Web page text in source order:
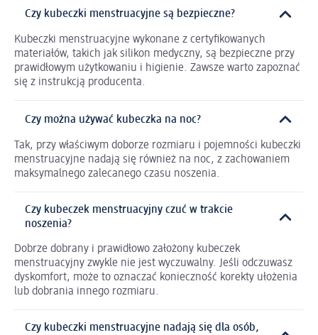
Czy kubeczki menstruacyjne są bezpieczne?
Kubeczki menstruacyjne wykonane z certyfikowanych
materiałów, takich jak silikon medyczny, są bezpieczne przy
prawidłowym użytkowaniu i higienie. Zawsze warto zapoznać
się z instrukcją producenta.
Czy można używać kubeczka na noc?
Tak, przy właściwym doborze rozmiaru i pojemności kubeczki
menstruacyjne nadają się również na noc, z zachowaniem
maksymalnego zalecanego czasu noszenia.
Czy kubeczek menstruacyjny czuć w trakcie
noszenia?
Dobrze dobrany i prawidłowo założony kubeczek
menstruacyjny zwykle nie jest wyczuwalny. Jeśli odczuwasz
dyskomfort, może to oznaczać konieczność korekty ułożenia
lub dobrania innego rozmiaru.
Czy kubeczki menstruacyjne nadają się dla osób,